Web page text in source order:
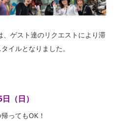
、ゲスト達のリクエストにより滞
イルとなりました。
（日）
ってもOK！